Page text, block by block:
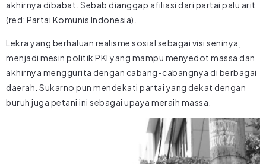
akhirnya dibabat. Sebab dianggap afiliasi dari partai palu arit
(red: Partai Komunis Indonesia).
Lekra yang berhaluan realisme sosial sebagai visi seninya,
menjadi mesin politik PKI yang mampu menyedot massa dan
akhirnya menggurita dengan cabang-cabangnya di berbagai
daerah. Sukarno pun mendekati partai yang dekat dengan
buruh juga petani ini sebagai upaya meraih massa.